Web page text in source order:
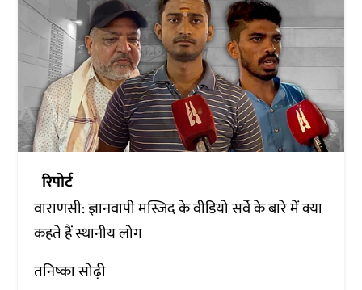
रिपोर्ट
वाराणसी: ज्ञानवापी मस्जिद के वीडियो सर्वे के बारे में क्या
कहते हैं स्थानीय लोग
तनिष्का सोढ़ी